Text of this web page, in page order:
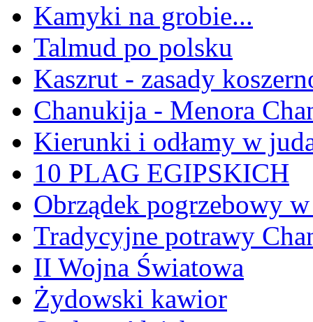
Kamyki na grobie...
Talmud po polsku
Kaszrut - zasady
Chanukija - Menora
Kierunki i odłamy w
10 PLAG EGIPSKICH
Obrządek pogrzebowy
Tradycyjne potrawy
II Wojna Światowa
Żydowski kawior